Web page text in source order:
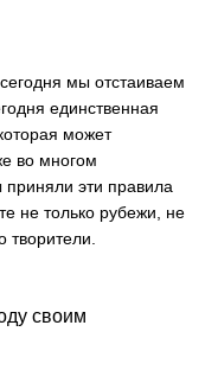
мы отстаиваем
единственная
может
во многом
приняли эти правила
не только рубежи, не
своим